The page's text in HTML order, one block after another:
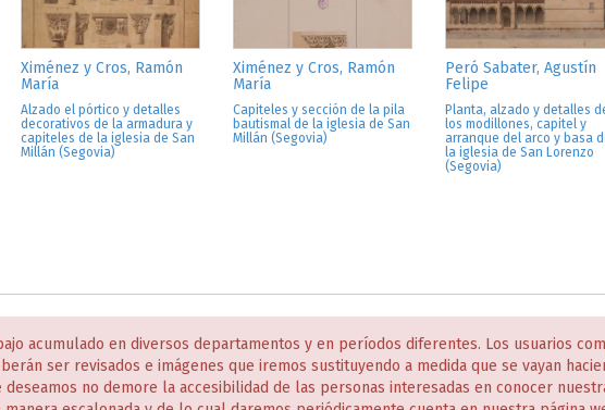
Ximénez y Cros, Ramón
María
Alzado el pórtico y detalles
decorativos de la armadura y
capiteles de la iglesia de San
Millán (Segovia)
Ximénez y Cros, Ramón
María
Capiteles y sección de la pila
bautismal de la iglesia de San
Millán (Segovia)
Peró Sabater, Agustín
Felipe
Planta, alzado y detalles
los modillones, capitel y
arranque del arco y basa
la iglesia de San Lorenzo
(Segovia)
acumulado en diversos departamentos y en períodos diferentes. Los usuarios
ser revisados e imágenes que iremos sustituyendo a medida que se vayan
no demore la accesibilidad de las personas interesadas en conocer